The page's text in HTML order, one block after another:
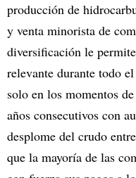
producción de
y venta minorista de
diversificación le
relevante durante todo
solo en los momentos
años consecutivos con
desplome del crudo
que la mayoría de las